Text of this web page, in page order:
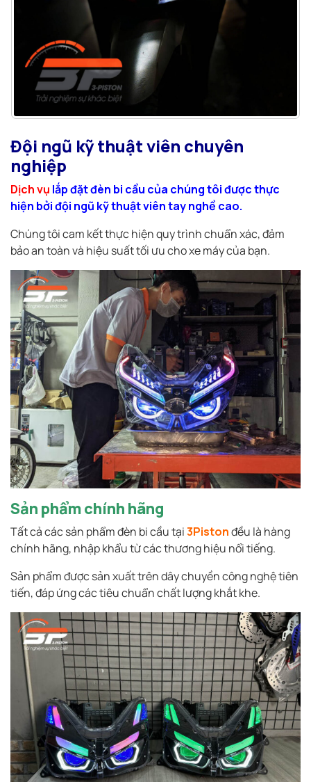
Đội ngũ kỹ thuật viên chuyên
nghiệp
Dịch vụ lắp đặt đèn bi cầu của chúng tôi được thực
hiện bởi đội ngũ kỹ thuật viên tay nghề cao.
Chúng tôi cam kết thực hiện quy trình chuẩn xác, đảm
bảo an toàn và hiệu suất tối ưu cho xe máy của bạn.
Sản phẩm chính hãng
Tất cả các sản phẩm đèn bi cầu tại3Pistonđều là hàng
chính hãng, nhập khẩu từ các thương hiệu nổi tiếng.
Sản phẩm được sản xuất trên dây chuyền công nghệ tiên
tiến, đáp ứng các tiêu chuẩn chất lượng khắt khe.